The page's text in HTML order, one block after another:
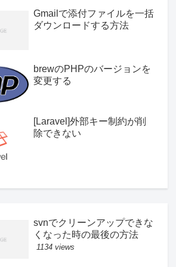
Gmailで添付ファイルを一括
ダウンロードする方法
brewのPHPのバージョンを
変更する
[Laravel]外部キー制約が削
除できない
svnでクリーンアップできな
くなった時の最後の方法
1134 views